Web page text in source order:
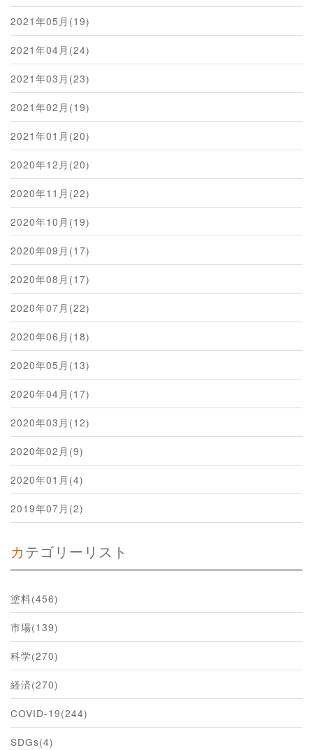
2021年05月(19)
2021年04月(24)
2021年03月(23)
2021年02月(19)
2021年01月(20)
2020年12月(20)
2020年11月(22)
2020年10月(19)
2020年09月(17)
2020年08月(17)
2020年07月(22)
2020年06月(18)
2020年05月(13)
2020年04月(17)
2020年03月(12)
2020年02月(9)
2020年01月(4)
2019年07月(2)
カテゴリーリスト
塗料(456)
市場(139)
科学(270)
経済(270)
COVID-19(244)
SDGs(4)